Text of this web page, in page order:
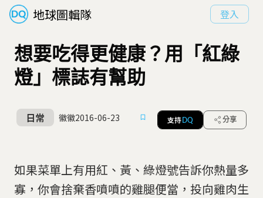
地球圖輯隊 登入
想要吃得更健康？用「紅綠
燈」標誌有幫助
日常 徽徽2016-06-23 支持 DQ 分享
如果菜單上有用紅、黃、綠燈號告訴你熱量多
寡，你會捨棄香噴噴的雞腿便當，投向雞肉生